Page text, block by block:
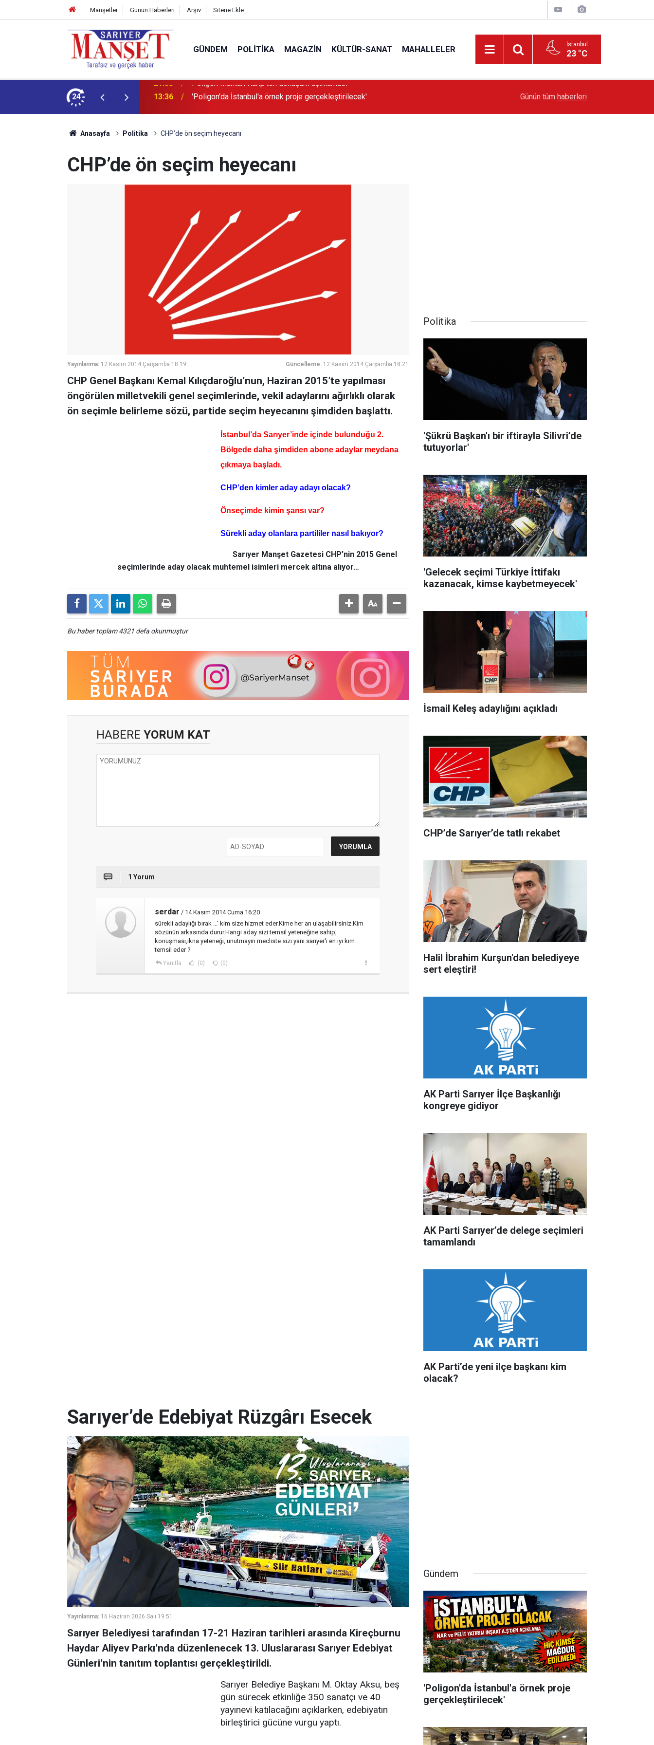
Manşetler Günün Haberleri Arşiv Sitene Ekle
GÜNDEM POLITIKA MAGAZIN KÜLTÜR-SANAT MAHALLELER İstanbul
23 °C
24 13:36 'Poligon'da İstanbul'a örnek proje gerçekleştirilecek' Sarıyer’de Edebiyat Rüzgârı Esecek
Günün tüm haberleri
Anasayfa Politika CHP’de ön seçim heyecanı
CHP’de ön seçim heyecanı
Yayınlanma: 12 Kasım 2014 Çarşamba 18:19 Güncelleme: 12 Kasım 2014 Çarşamba 18:21
CHP Genel Başkanı Kemal Kılıçdaroğlu’nun, Haziran 2015’te yapılması
öngörülen milletvekili genel seçimlerinde, vekil adaylarını ağırlıklı olarak
ön seçimle belirleme sözü, partide seçim heyecanını şimdiden başlattı.
İstanbul’da Sarıyer’inde içinde bulunduğu 2.
Bölgede daha şimdiden abone adaylar meydana
çıkmaya başladı.
CHP’den kimler aday adayı olacak?
Önseçimde kimin şansı var?
Sürekli aday olanlara partililer nasıl bakıyor?
Sarıyer Manşet Gazetesi CHP’nin 2015 Genel
seçimlerinde aday olacak muhtemel isimleri mercek altına alıyor…
Bu haber toplam 4321 defa okunmuştur
HABERE YORUM KAT
1 Yorum
serdar / 14 Kasım 2014 Cuma 16:20
sürekli adaylığı bırak ...' kim size hizmet eder.Kime her an ulaşabilirsiniz.Kim
sözünün arkasında durur.Hangi aday sizi temsil yeteneğine sahip,
konuşması,ikna yeteneği, unutmayın mecliste sizi yani sarıyer'i en iyi kim
temsil eder ?
Yanıtla (0) (0)
Politika
'Şükrü Başkan'ı bir iftirayla Silivri’de
tutuyorlar'
'Gelecek seçimi Türkiye İttifakı
kazanacak, kimse kaybetmeyecek'
İsmail Keleş adaylığını açıkladı
CHP’de Sarıyer’de tatlı rekabet
Halil İbrahim Kurşun'dan belediyeye
sert eleştiri!
AK Parti Sarıyer İlçe Başkanlığı
kongreye gidiyor
AK Parti Sarıyer’de delege seçimleri
tamamlandı
AK Parti’de yeni ilçe başkanı kim
olacak?
Sarıyer’de Edebiyat Rüzgârı Esecek
Yayınlanma: 16 Haziran 2026 Salı 19:51
Sarıyer Belediyesi tarafından 17-21 Haziran tarihleri arasında Kireçburnu
Haydar Aliyev Parkı’nda düzenlenecek 13. Uluslararası Sarıyer Edebiyat
Günleri’nin tanıtım toplantısı gerçekleştirildi.
Sarıyer Belediye Başkanı M. Oktay Aksu, beş
gün sürecek etkinliğe 350 sanatçı ve 40
yayınevi katılacağını açıklarken, edebiyatın
birleştirici gücüne vurgu yaptı.
Gündem
'Poligon'da İstanbul'a örnek proje
gerçekleştirilecek'